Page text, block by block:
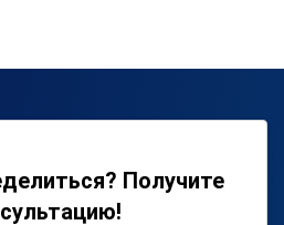
Получите